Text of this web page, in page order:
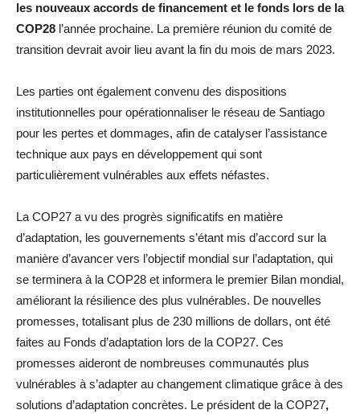
les nouveaux accords de financement et le fonds lors de la
COP28 l’année prochaine. La première réunion du comité de
transition devrait avoir lieu avant la fin du mois de mars 2023.
Les parties ont également convenu des dispositions
institutionnelles pour opérationnaliser le réseau de Santiago
pour les pertes et dommages, afin de catalyser l’assistance
technique aux pays en développement qui sont
particulièrement vulnérables aux effets néfastes.
La COP27 a vu des progrès significatifs en matière
d’adaptation, les gouvernements s’étant mis d’accord sur la
manière d’avancer vers l’objectif mondial sur l’adaptation, qui
se terminera à la COP28 et informera le premier Bilan mondial,
améliorant la résilience des plus vulnérables. De nouvelles
promesses, totalisant plus de 230 millions de dollars, ont été
faites au Fonds d’adaptation lors de la COP27. Ces
promesses aideront de nombreuses communautés plus
vulnérables à s’adapter au changement climatique grâce à des
solutions d’adaptation concrètes. Le président de la COP27,